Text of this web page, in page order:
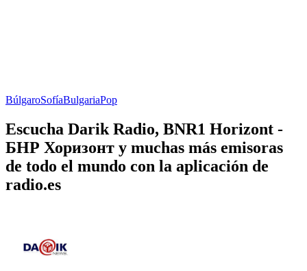
BúlgaroSofíaBulgariaPop
Escucha Darik Radio, BNR1 Horizont -
БНР Хоризонт y muchas más emisoras
de todo el mundo con la aplicación de
radio.es